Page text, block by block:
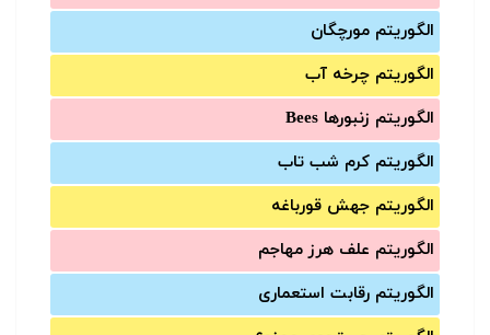
الگوریتم مورچگان
الگوریتم چرخه آب
الگوریتم زنبورها Bees
الگوریتم کرم شب تاب
الگوریتم جهش قورباغه
الگوریتم علف هرز مهاجم
الگوریتم رقابت استعماری